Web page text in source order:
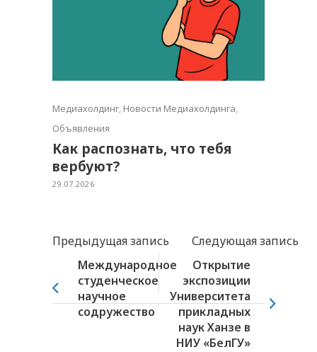
Медиахолдинг, Новости Медиахолдинга,
Объявления
Как распознать, что тебя
вербуют?
29.07.2026
Предыдущая запись
Следующая запись
Международное
студенческое
научное
содружество
Открытие
экспозиции
Университета
прикладных
наук Ханзе в
НИУ «БелГУ»